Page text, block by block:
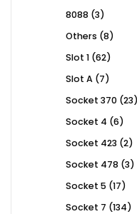
8088 33
Others 88
Slot 1 6262
Slot A 77
Socket 370 2323
Socket 4 66
Socket 423 22
Socket 478 33
Socket 5 1717
Socket 7 134134